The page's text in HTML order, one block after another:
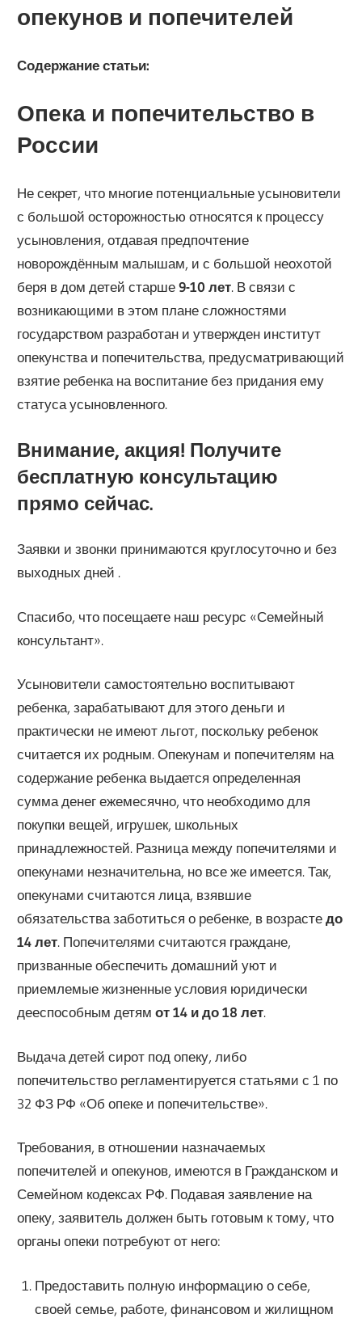
опекунов и попечителей
Содержание статьи:
Опека и попечительство в
России
Не секрет, что многие потенциальные усыновители
с большой осторожностью относятся к процессу
усыновления, отдавая предпочтение
новорождённым малышам, и с большой неохотой
беря в дом детей старше9-10 лет. В связи с
возникающими в этом плане сложностями
государством разработан и утвержден институт
опекунства и попечительства, предусматривающий
взятие ребенка на воспитание без придания ему
статуса усыновленного.
Внимание, акция! Получите
бесплатную консультацию
прямо сейчас.
Заявки и звонки принимаются круглосуточно и без
выходных дней .
Спасибо, что посещаете наш ресурс «Семейный
консультант».
Усыновители самостоятельно воспитывают
ребенка, зарабатывают для этого деньги и
практически не имеют льгот, поскольку ребенок
считается их родным. Опекунам и попечителям на
содержание ребенка выдается определенная
сумма денег ежемесячно, что необходимо для
покупки вещей, игрушек, школьных
принадлежностей. Разница между попечителями и
опекунами незначительна, но все же имеется. Так,
опекунами считаются лица, взявшие
обязательства заботиться о ребенке, в возрастедо
14 лет. Попечителями считаются граждане,
призванные обеспечить домашний уют и
приемлемые жизненные условия юридически
дееспособным детямот 14 и до 18 лет.
Выдача детей сирот под опеку, либо
попечительство регламентируется статьями с 1 по
32 ФЗ РФ «Об опеке и попечительстве».
Требования, в отношении назначаемых
попечителей и опекунов, имеются в Гражданском и
Семейном кодексах РФ. Подавая заявление на
опеку, заявитель должен быть готовым к тому, что
органы опеки потребуют от него:
Предоставить полную информацию о себе,
своей семье, работе, финансовом и жилищном